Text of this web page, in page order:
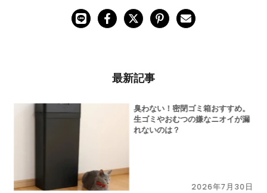
最新記事
臭わない！密閉ゴミ箱おすすめ。
生ゴミやおむつの嫌なニオイが漏
れないのは？
2026年7月30日